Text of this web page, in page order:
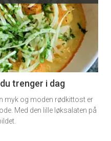
trenger i dag
myk og moden rødkittost er
Med den lille løksalaten på